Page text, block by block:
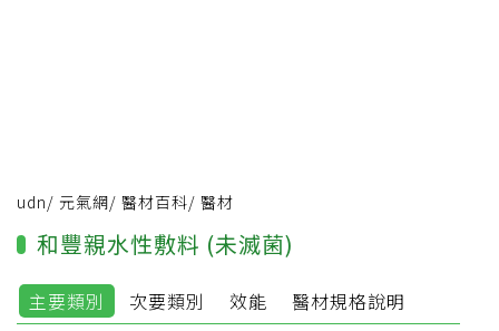
udn/ 元氣網/ 醫材百科/ 醫材
和豐親水性敷料 (未滅菌)
主要類別 次要類別 效能 醫材規格說明